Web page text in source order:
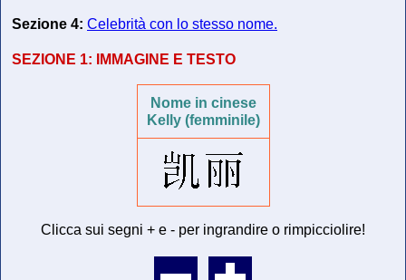
Sezione 4: Celebrità con lo stesso nome.
SEZIONE 1: IMMAGINE E TESTO
Nome in cinese
Kelly (femminile)
Clicca sui segni + e - per ingrandire o rimpicciolire!